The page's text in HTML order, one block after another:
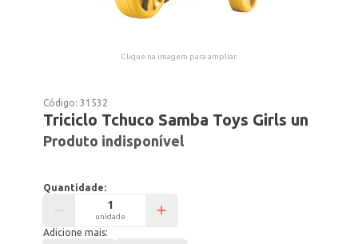
Clique na imagem para ampliar.
Código:31532
Triciclo Tchuco Samba Toys Girls un
Produto indisponível
Quantidade:
unidade
Adicione mais: